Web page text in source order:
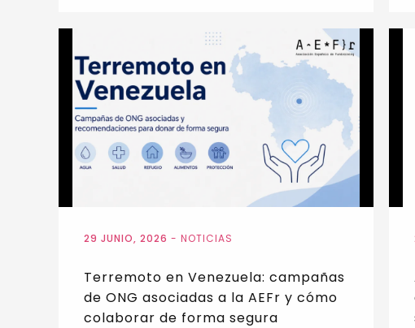
29 JUNIO, 2026 - NOTICIAS
Terremoto en Venezuela: campañas
de ONG asociadas a la AEFr y cómo
colaborar de forma segura